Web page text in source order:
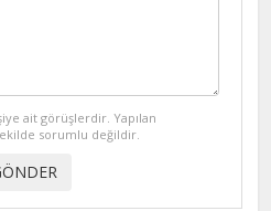
ait görüşlerdir. Yapılan
sorumlu değildir.